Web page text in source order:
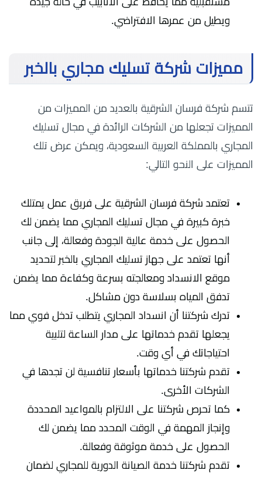
ويطيل من عمرها الافتراضي.
مميزات شركة تسليك مجاري بالخبر
تتسم شركة فرسان الشرقية بالعديد من المميزات من
المميزات تجعلها من الشركات الرائدة في مجال تسليك
المجاري بالمملكة العربية السعودية، ويمكن عرض تلك
المميزات على النحو التالي:
تعتمد شركة فرسان الشرقية على فريق عمل يمتلك
خبرة كبيرة في مجال تسليك المجاري مما يضمن لك
الحصول على خدمة عالية الجودة وفعالة، إلى جانب
أنها تعتمد على جهاز تسليك المجاري بالخبر لتحديد
موقع الانسداد ومعالجته بسرعة وكفاءة مما يضمن
تدفق المياه بسلاسة دون مشاكل.
تدرك شركتنا أن انسداد المجاري يتطلب تدخل فوي مما
يجعلها تقدم خدماتها على مدار الساعة لتلبية
احتياجاتك في أي وقت.
تقدم شركتنا خدماتها بأسعار تنافسية لن تجدها في
الشركات الأخرى.
كما تحرص شركتنا على الالتزام بالمواعيد المحددة
وإنجاز المهمة في الوقت المحدد مما يضمن لك
الحصول على خدمة موثوقة وفعالة.
تقدم شركتنا خدمة الصيانة الدورية للمجاري لضمان